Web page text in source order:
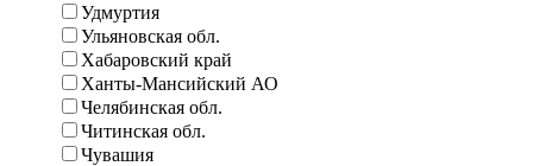
Удмуртия
Ульяновская обл.
Хабаровский край
Ханты-Мансийский АО
Челябинская обл.
Читинская обл.
Чувашия